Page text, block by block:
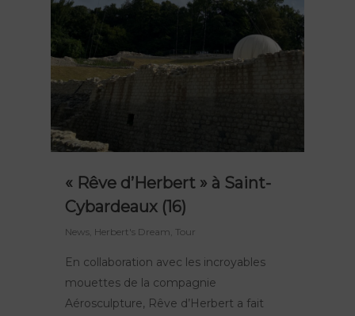
« Rêve d’Herbert » à Saint-
Cybardeaux (16)
News Herbert's Dream ,Tour
En collaboration avec les incroyables
mouettes de la compagnie
Aérosculpture, Rêve d’Herbert a fait
FierS à Cheval
Herbert's dream
The Big R
Cultural actions
Agenda
The company